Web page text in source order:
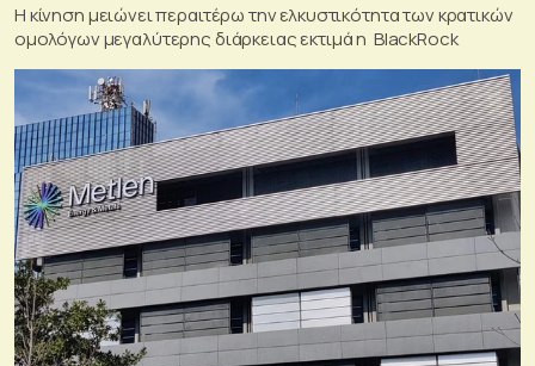
Η κίνηση μειώνει περαιτέρω την ελκυστικότητα των κρατικών
ομολόγων μεγαλύτερης διάρκειας εκτιμά η BlackRock